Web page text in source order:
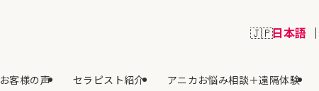
お客様の声 セラピスト紹介 アニカお悩み相談＋遠隔体験
日本語